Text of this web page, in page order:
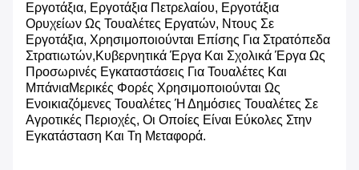
Εργοτάξια, Εργοτάξια Πετρελαίου, Εργοτάξια
Ορυχείων Ως Τουαλέτες Εργατών, Ντους Σε
Εργοτάξια, Χρησιμοποιούνται Επίσης Για Στρατόπεδα
Στρατιωτών,κυβερνητικά Έργα Και Σχολικά Έργα Ως
Προσωρινές Εγκαταστάσεις Για Τουαλέτες Και
ΜπάνιαΜερικές Φορές Χρησιμοποιούνται Ως
Ενοικιαζόμενες Τουαλέτες Ή Δημόσιες Τουαλέτες Σε
Αγροτικές Περιοχές, Οι Οποίες Είναι Εύκολες Στην
Εγκατάσταση Και Τη Μεταφορά.